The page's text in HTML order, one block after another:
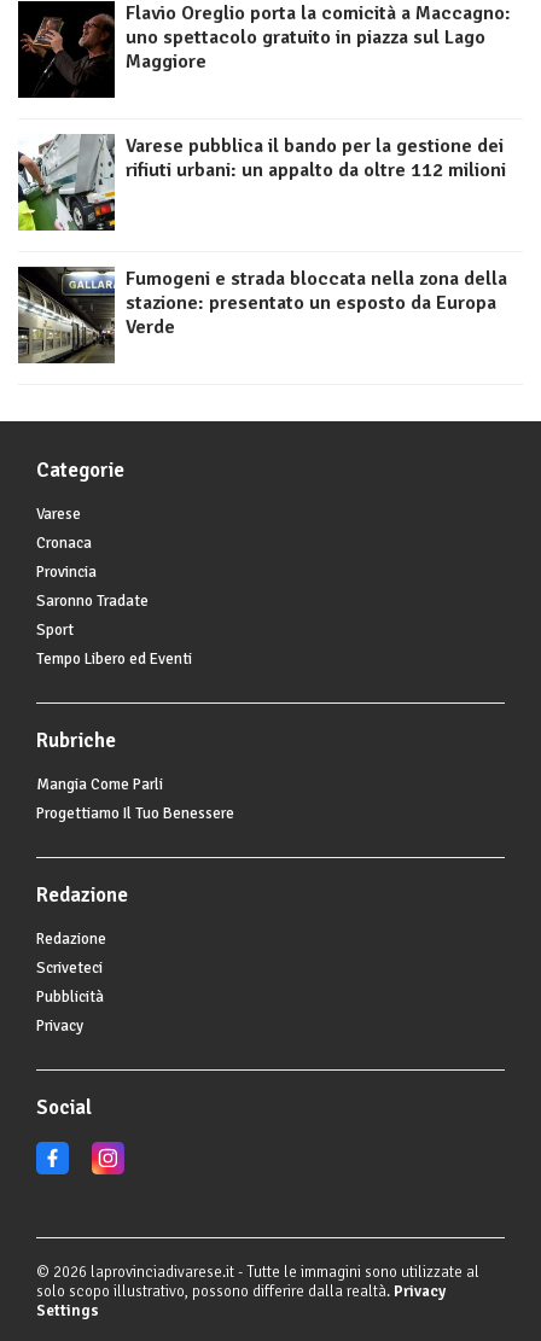
Flavio Oreglio porta la comicità a Maccagno:
uno spettacolo gratuito in piazza sul Lago
Maggiore
Varese pubblica il bando per la gestione dei
rifiuti urbani: un appalto da oltre 112 milioni
Fumogeni e strada bloccata nella zona della
stazione: presentato un esposto da Europa
Verde
Categorie
Varese
Cronaca
Provincia
Saronno Tradate
Sport
Tempo Libero ed Eventi
Rubriche
Mangia Come Parli
Progettiamo Il Tuo Benessere
Redazione
Redazione
Scriveteci
Pubblicità
Privacy
Social
© 2026 laprovinciadivarese.it - Tutte le immagini sono utilizzate al
solo scopo illustrativo, possono differire dalla realtà. Privacy
Settings